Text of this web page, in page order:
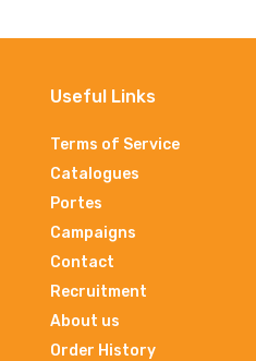
Useful Links
Terms of Service
Catalogues
Portes
Campaigns
Contact
Recruitment
About us
Order History